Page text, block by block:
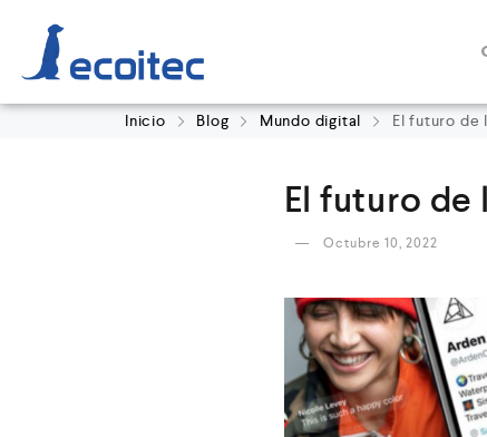
Inicio Blog Mundo digital El futuro de
El futuro de
Octubre 10, 2022